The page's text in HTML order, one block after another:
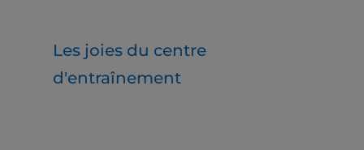
Les joies du centre
d'entraînement